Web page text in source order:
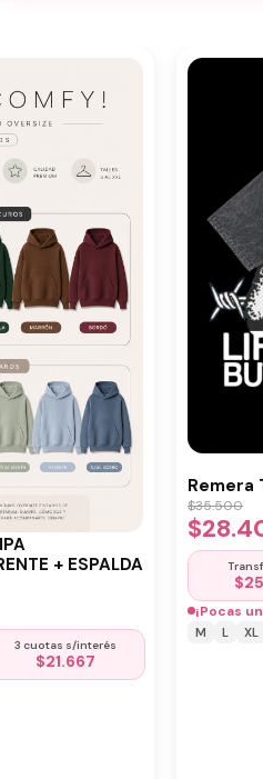
+ ESPALDA
3 cuotas s/interés
$21.667
Remera
$35.500
$
$
¡Pocas
M L XL